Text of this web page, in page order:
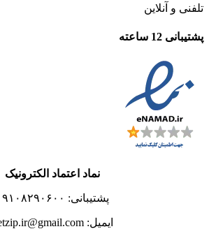
تلفنی و آنلاین
پشتیبانی 12 ساعته
نماد اعتماد الکترونیک
پشتیبانی: ۰۹۱۰۸۲۹۰۶۰۰
ایمیل: petzip.ir@gmail.com